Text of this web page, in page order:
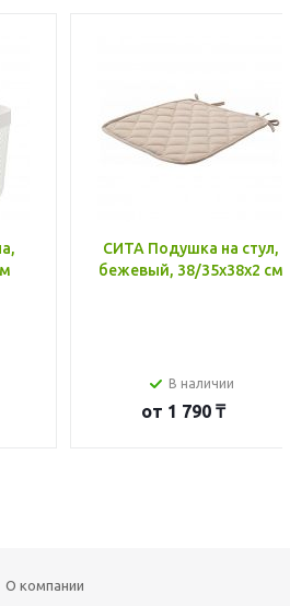
СИТА Подушка на стул,
бежевый, 38/35x38x2 см
В наличии
от 1 790 ₸
О компании